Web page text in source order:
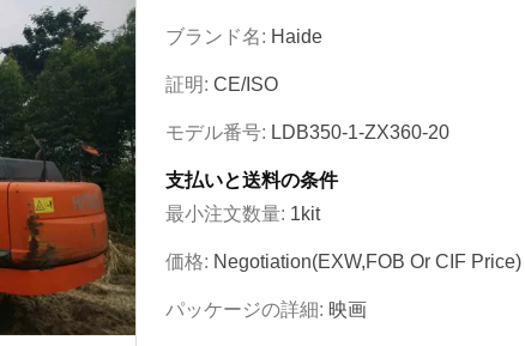
ブランド名: Haide
証明: CE/ISO
モデル番号: LDB350-1-ZX360-20
支払いと送料の条件
最小注文数量: 1kit
価格: Negotiation(EXW,FOB Or CIF Price)
パッケージの詳細: 映画